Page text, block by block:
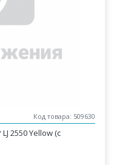
Код товара: 509630
2550 Yellow (с